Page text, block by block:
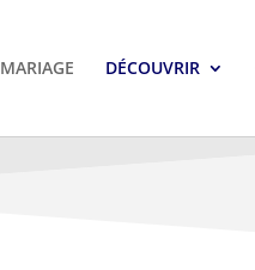
MARIAGE DÉCOUVRIR